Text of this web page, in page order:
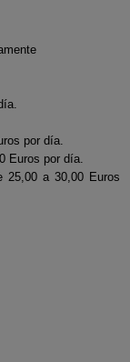
por día.
Euros por día.
25,00 a 30,00 Euros